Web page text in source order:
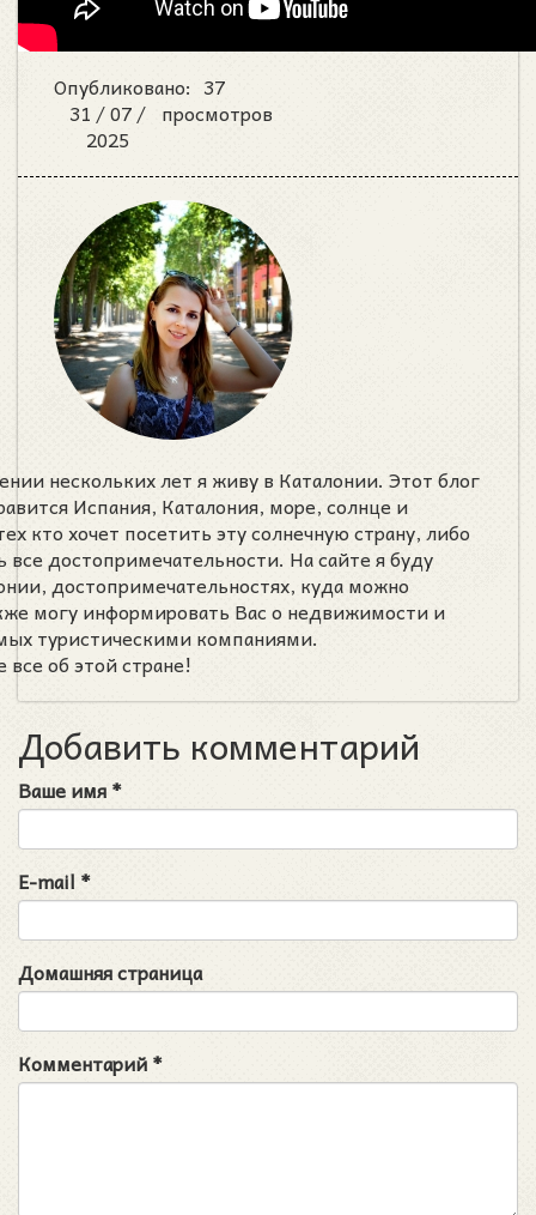
Опубликовано:
31 /07 /
2025
37
просмотров
нескольких лет я живу в Каталонии. Этот блог
Испания, Каталония, море, солнце и
кто хочет посетить эту солнечную страну, либо
достопримечательности. На сайте я буду
достопримечательностях, куда можно
могу информировать Вас о недвижимости и
туристическими компаниями.
об этой стране!
Добавить комментарий
Ваше имя*
E-mail *
Домашняя страница
Комментарий*